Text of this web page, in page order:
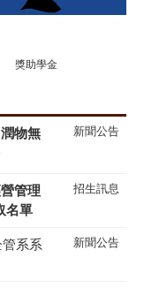
獎助學金
物無
新聞公告
營管理
名單
招生訊息
系系
新聞公告